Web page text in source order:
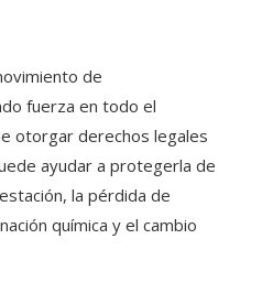
de
fuerza en todo el
otorgar derechos legales
ayudar a protegerla de
la pérdida de
química y el cambio